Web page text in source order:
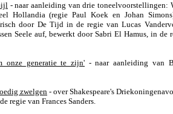
- naar aanleiding van drie toneelvoorstellingen:
Hollandia (regie Paul Koek en Johan
door De Tijd in de regie van Lucas
Seele auf, bewerkt door Sabri El Hamus, in
onze generatie te zijn' - naar aanleiding van
zwelgen - over Shakespeare's
regie van Frances Sanders.